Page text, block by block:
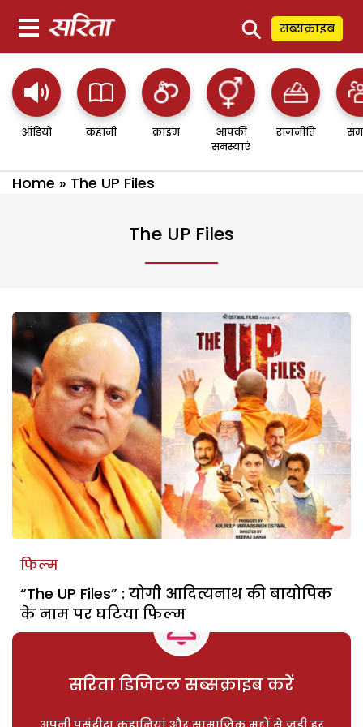
⚲ सब्सक्राइब
ऑडियो कहानी क्राइम
आपकी
समस्याएं
राजनीति
Home » The UP Files
The UP Files
फिल्म
“The UP Files” : योगी आदित्यनाथ की बायोपिक
के नाम पर घटिया फिल्म
सरिता डिजिटल सब्सक्राइब करें